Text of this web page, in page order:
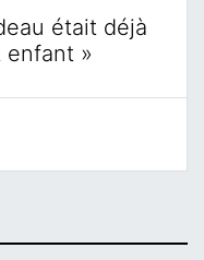
était déjà
»